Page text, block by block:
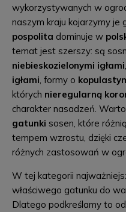
wykorzystywanych w
naszym kraju kojarzymy je
pospolita dominuje w
temat jest szerszy: są
niebieskozielonymi igłami
igłami , formy o
których nieregularną
charakter nasadzeń.
gatunki sosen, które
tempem wzrostu, dzięki
różnych zastosowań w
W tej kategorii
właściwego gatunku do
Dlatego podkreślamy to